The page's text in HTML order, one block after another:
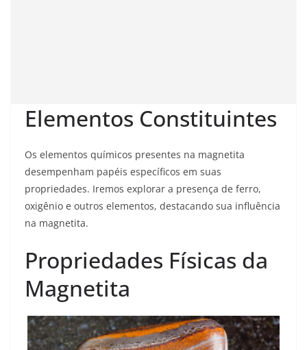
Elementos Constituintes
Os elementos químicos presentes na magnetita
desempenham papéis específicos em suas
propriedades. Iremos explorar a presença de ferro,
oxigênio e outros elementos, destacando sua influência
na magnetita.
Propriedades Físicas da
Magnetita